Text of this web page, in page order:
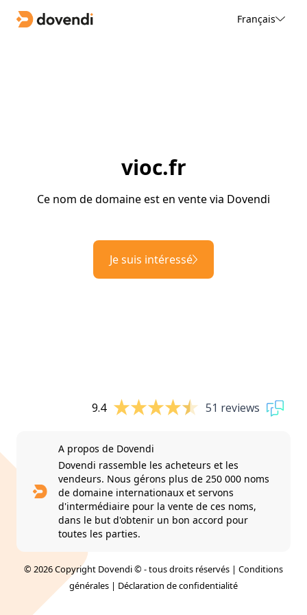
Français
vioc.fr
Ce nom de domaine est en vente via Dovendi
Je suis intéressé
9.4 51 reviews
A propos de Dovendi
Dovendi rassemble les acheteurs et les
vendeurs. Nous gérons plus de 250 000 noms
de domaine internationaux et servons
d'intermédiaire pour la vente de ces noms,
dans le but d'obtenir un bon accord pour
toutes les parties.
© 2026 Copyright Dovendi © - tous droits réservés | Conditions
générales | Déclaration de confidentialité